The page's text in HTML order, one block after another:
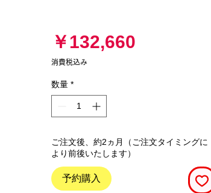
￥132,660価
消費税込み
数量 *
ご注文後、約2ヵ月（ご注文タイミングに
より前後いたします）
予約購入